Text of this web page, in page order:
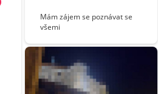
Mám zájem se poznávat se
všemi